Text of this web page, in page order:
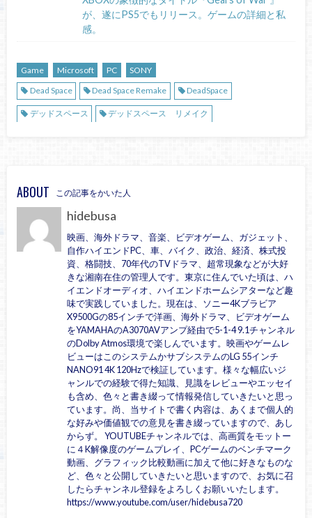
が、遂にPS5でもリリース。ゲームの詳細と私
感。
Game Microsoft PC
SONY
Dead Space
Dead Space Remake DeadSpace
デッドスペース デッドスペース リメイク
ABOUT この記事をかいた人
hidebusa
映画、海外ドラマ、音楽、ビデオゲーム、ガジェット、
自作ハイエンドPC、車、バイク、政治、経済、株式投
資、格闘技、70年代のTVドラマ、超常現象などが大好
きな湘南在住の管理人です。東京に住んでいた頃は、ハ
イエンドオーディオ、ハイエンドホームシアターなど趣
味で実践していました。現在は、ソニー4Kブラビア
X9500Gの85インチで洋画、海外ドラマ、ビデオゲーム
をYAMAHAのA3070AVアンプ経由で5-1-4 9.1チャンネル
のDolby Atmos環境で楽しんでいます。映画やゲームレ
ビューはこのシステムかサブシステムのLG 55インチ
NANO91 4K 120Hzで検証しています。様々な幅広いジ
ャンルでの経験で得た知識、見識をレビューやエッセイ
も含め、色々と書き綴って情報発信していきたいと思っ
ています。尚、当サイトで書く内容は、あくまで個人的
な好みや価値観での意見を書き綴っていますので、あし
からず。 YOUTUBEチャンネルでは、高画質をモットー
に４K解像度のゲームプレイ、PCゲームのベンチマーク
動画、グラフィック比較動画に加えて他に好きなものな
ど、色々と公開していきたいと思いますので、お気に召
したらチャンネル登録をよろしくお願いいたします。
https://www.youtube.com/user/hidebusa720